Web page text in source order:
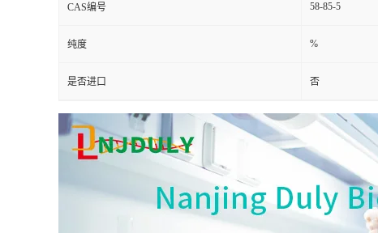
CAS编号 58-85-5
纯度 %
是否进口 否